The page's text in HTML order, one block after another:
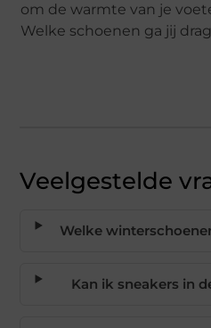
om de warmte van je
Welke schoenen ga jij
Veelgestelde
Welke
Kan ik sneakers in